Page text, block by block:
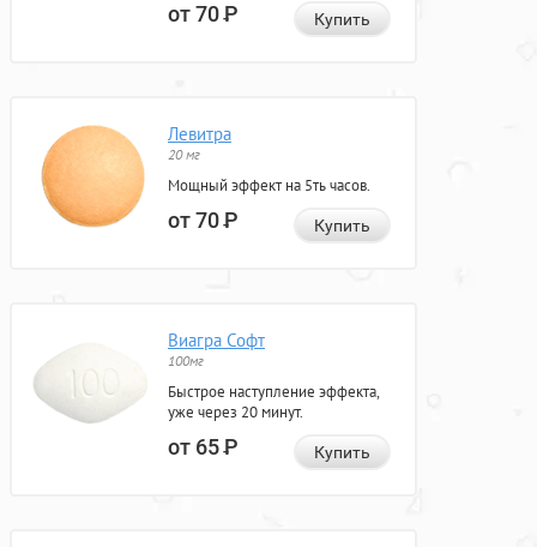
от 70Р Купить
Левитра
20 мг
Мощный эффект на 5ть часов.
от 70Р Купить
Виагра Софт
100мг
Быстрое наступление эффекта,
уже через 20 минут.
от 65Р Купить